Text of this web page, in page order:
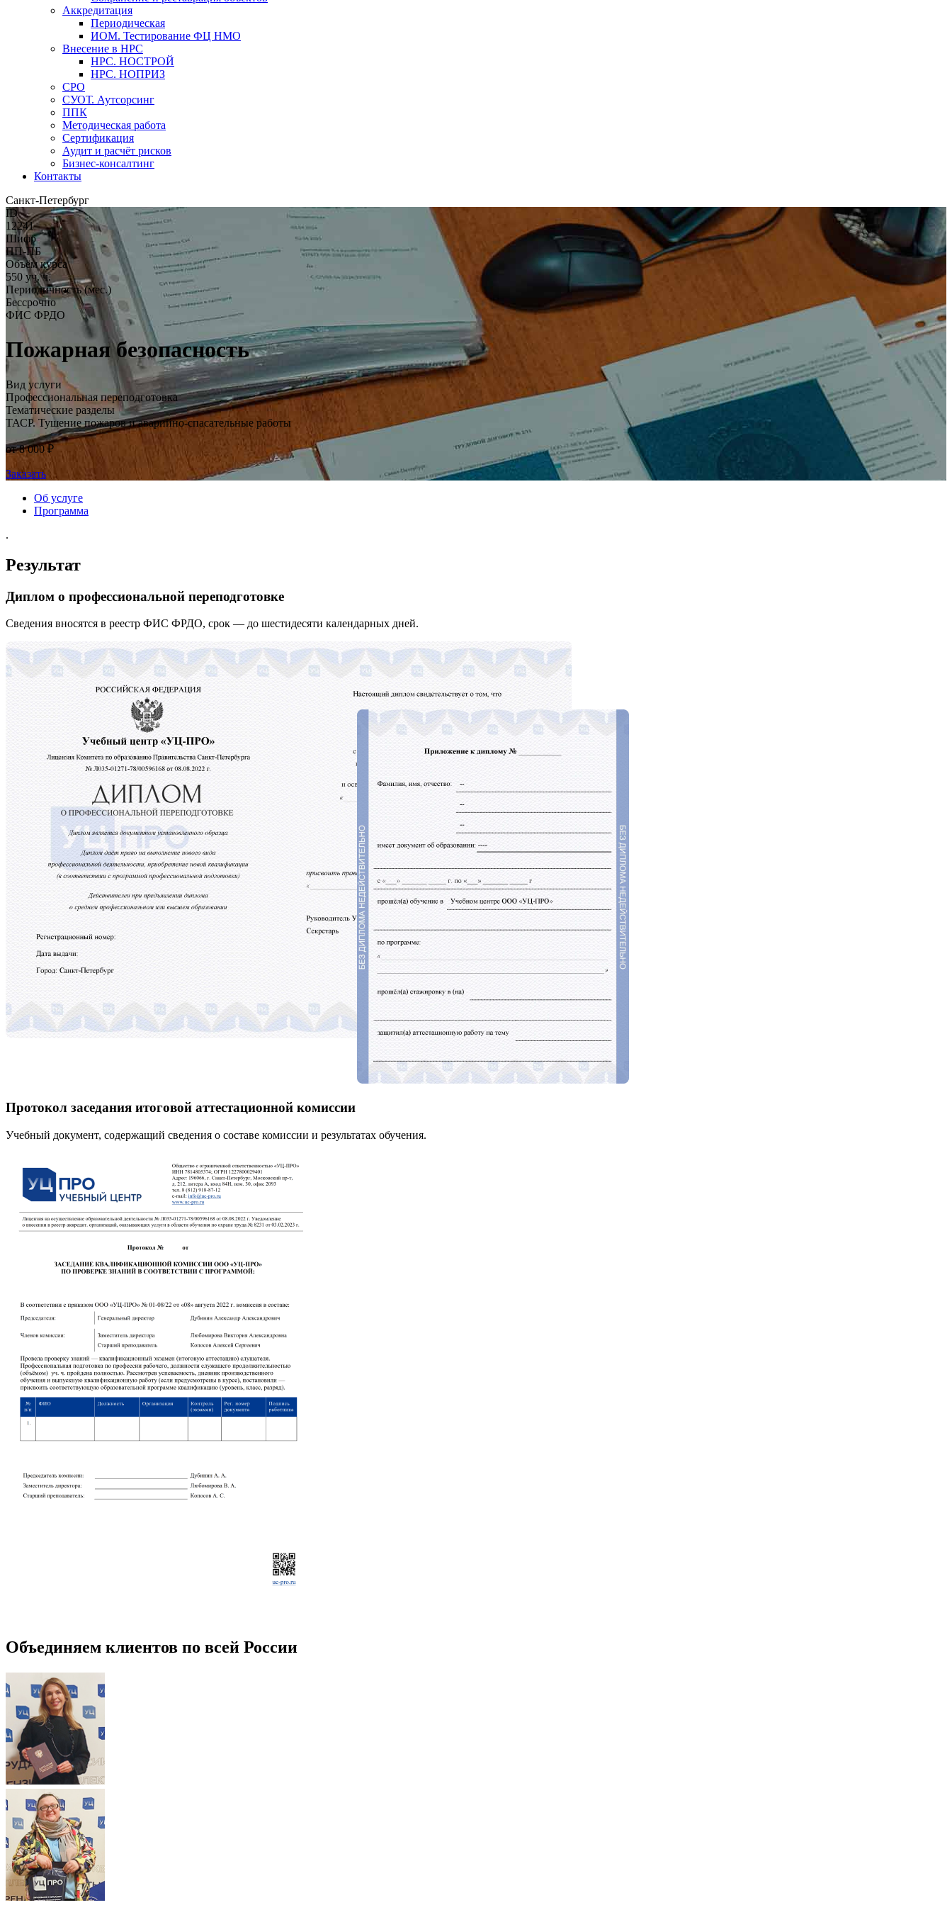
Аккредитация
Периодическая
ИОМ. Тестирование ФЦ НМО
Внесение в НРС
НРС. НОСТРОЙ
НРС. НОПРИЗ
СРО
СУОТ. Аутсорсинг
ППК
Методическая работа
Сертификация
Аудит и расчёт рисков
Бизнес-консалтинг
Контакты
Санкт-Петербург
ID
12241
Шифр
ПП-ПБ
Объём курса
550 уч. ч.
Периодичность (мес.)
Бессрочно
ФИС ФРДО
Пожарная безопасность
Вид услуги
Профессиональная переподготовка
Тематические разделы
ТАСР. Тушение пожаров и аварийно-спасательные работы
от 8 000 ₽
Заказать
Об услуге
Программа
.
Результат
Диплом о профессиональной переподготовке
Сведения вносятся в реестр ФИС ФРДО, срок — до шестидесяти календарных дней.
Протокол заседания итоговой аттестационной комиссии
Учебный документ, содержащий сведения о составе комиссии и результатах обучения.
Объединяем клиентов по всей России